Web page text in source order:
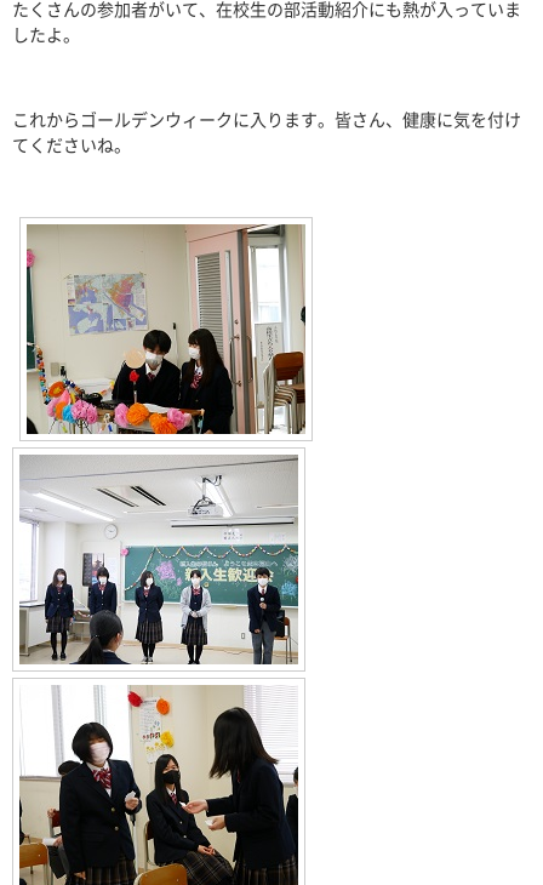
たくさんの参加者がいて、在校生の部活動紹介にも熱が入っていま
したよ。
これからゴールデンウィークに入ります。皆さん、健康に気を付け
てくださいね。